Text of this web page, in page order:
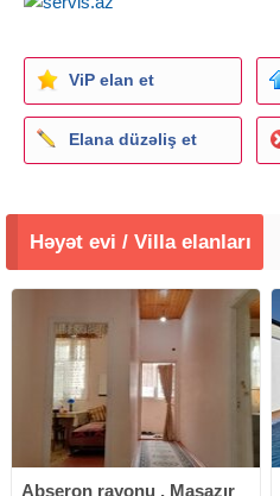
ViP elan et
Elana düzəliş et
Həyət evi / Villa elanları
Abşeron rayonu , Masazır